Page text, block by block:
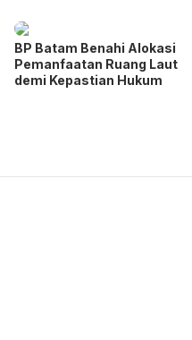
BP Batam Benahi Alokasi
Pemanfaatan Ruang Laut
demi Kepastian Hukum